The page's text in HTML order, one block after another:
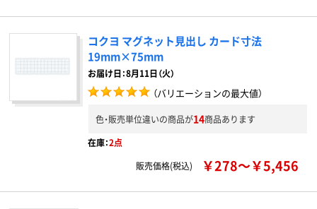
コクヨ マグネット見出し カード寸法
19mm×75mm
お届け日：8月11日（火）
（バリエーションの最大値）
色・販売単位違いの商品が14商品あります
在庫：2点
販売価格(税込)
￥278～￥5,456